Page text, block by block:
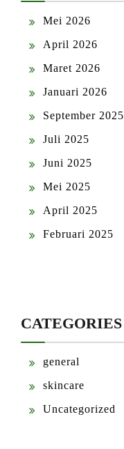
Mei 2026
April 2026
Maret 2026
Januari 2026
September 2025
Juli 2025
Juni 2025
Mei 2025
April 2025
Februari 2025
CATEGORIES
general
skincare
Uncategorized